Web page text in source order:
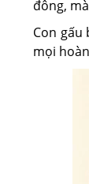
đông,
Con
mọi